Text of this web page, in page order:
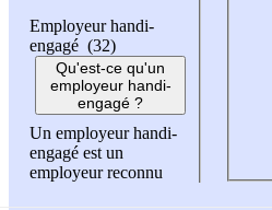
Employeur handi-
engagé (32)
Qu'est-ce qu'un
employeur handi-
engagé ?
Un employeur handi-
engagé est un
employeur reconnu